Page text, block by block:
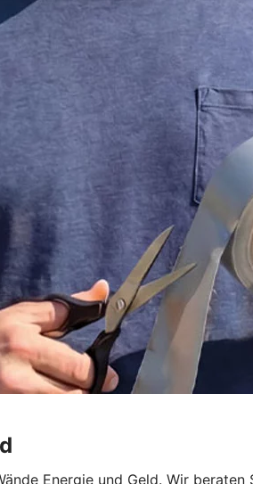
Energie und Geld. Wir beraten